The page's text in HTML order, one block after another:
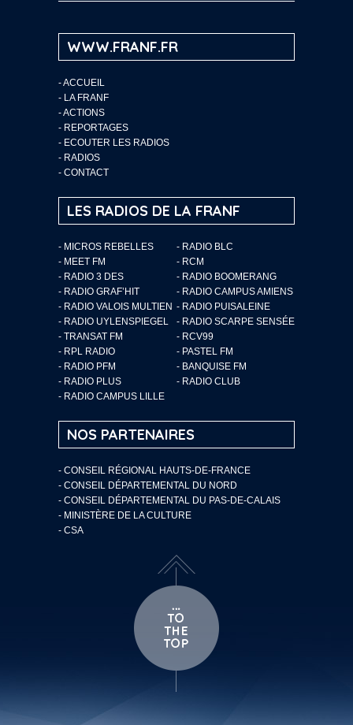
WWW.FRANF.FR
-ACCUEIL
- LA FRANF
-ACTIONS
- REPORTAGES
- ECOUTER LES RADIOS
- RADIOS
- CONTACT
LES RADIOS DE LA FRANF
- MICROS REBELLES
- RADIO BLC
- MEET FM
- RCM
- RADIO 3 DES
- RADIO BOOMERANG
- RADIO GRAF’HIT
- RADIO CAMPUS AMIENS
- RADIO VALOIS MULTIEN - RADIO PUISALEINE
- RADIO UYLENSPIEGEL
- RADIO SCARPE SENSÉE
- TRANSAT FM
- RCV99
- RPL RADIO
- PASTEL FM
- RADIO PFM
- BANQUISE FM
- RADIO PLUS
- RADIO CLUB
- RADIO CAMPUS LILLE
NOS PARTENAIRES
- CONSEIL RÉGIONAL HAUTS-DE-FRANCE
- CONSEIL DÉPARTEMENTAL DU NORD
- CONSEIL DÉPARTEMENTAL DU PAS-DE-CALAIS
- MINISTÈRE DE LA CULTURE
- CSA